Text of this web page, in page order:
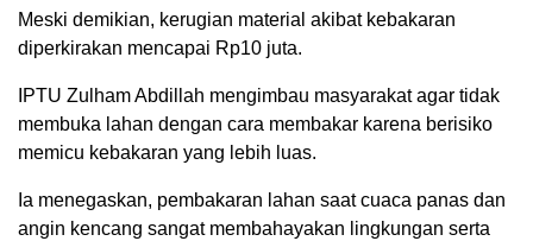
Meski demikian, kerugian material akibat kebakaran
diperkirakan mencapai Rp10 juta.
IPTU Zulham Abdillah mengimbau masyarakat agar tidak
membuka lahan dengan cara membakar karena berisiko
memicu kebakaran yang lebih luas.
Ia menegaskan, pembakaran lahan saat cuaca panas dan
angin kencang sangat membahayakan lingkungan serta